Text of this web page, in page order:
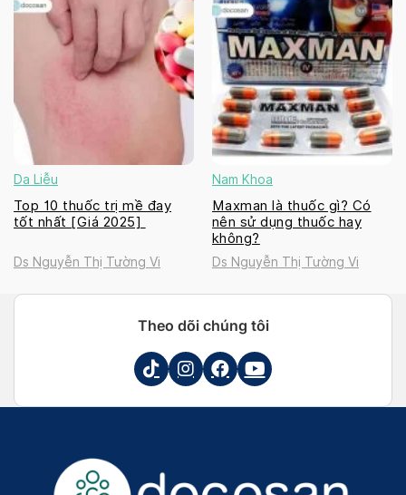
Da Liễu
Top 10 thuốc trị mề đay
tốt nhất [Giá 2025]
Ds Nguyễn Thị Tường Vi
Nam Khoa
Maxman là thuốc gì? Có
nên sử dụng thuốc hay
không?
Ds Nguyễn Thị Tường Vi
Theo dõi chúng tôi